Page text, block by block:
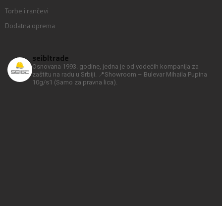
Torbe i rančevi
Dodatna oprema
seibltrade
Osnovana 1993. godine, jedna je od vodećih kompanija za
zaštitu na radu u Srbiji.
📍Showroom – Bulevar Mihaila Pupina
10g/s1 (Samo za pravna lica).